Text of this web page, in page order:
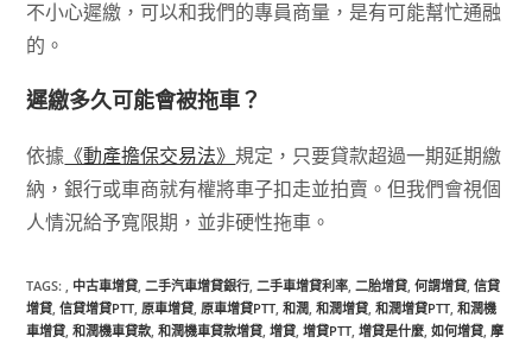
不小心遲繳，可以和我們的專員商量，是有可能幫忙通融
的。
遲繳多久可能會被拖車？
依據 《動產擔保交易法》規定，只要貸款超過一期延期繳
納，銀行或車商就有權將車子扣走並拍賣。但我們會視個
人情況給予寬限期，並非硬性拖車。
TAGS:, 中古車增貸, 二手汽車增貸銀行, 二手車增貸利率, 二胎增貸, 何謂增貸, 信貸
增貸, 信貸增貸PTT, 原車增貸, 原車增貸PTT, 和潤, 和潤增貸, 和潤增貸PTT, 和潤機
車增貸, 和潤機車貸款, 和潤機車貸款增貸, 增貸, 增貸PTT, 增貸是什麼, 如何增貸, 摩